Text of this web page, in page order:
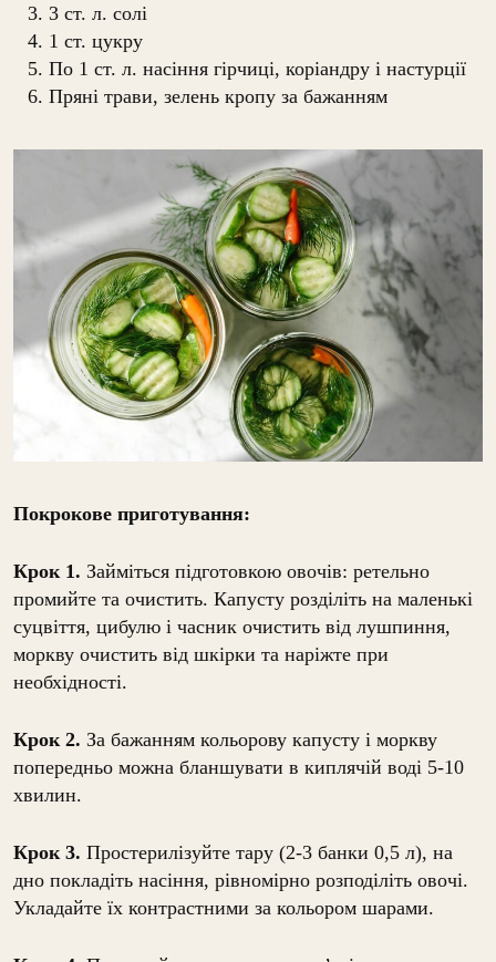
3 ст. л. солі
1 ст. цукру
По 1 ст. л. насіння гірчиці, коріандру і настурції
Пряні трави, зелень кропу за бажанням
Покрокове приготування:
Крок 1. Займіться підготовкою овочів: ретельно
промийте та очистить. Капусту розділіть на маленькі
суцвіття, цибулю і часник очистить від лушпиння,
моркву очистить від шкірки та наріжте при
необхідності.
Крок 2. За бажанням кольорову капусту і моркву
попередньо можна бланшувати в киплячій воді 5-10
хвилин.
Крок 3. Простерилізуйте тару (2-3 банки 0,5 л), на
дно покладіть насіння, рівномірно розподіліть овочі.
Укладайте їх контрастними за кольором шарами.